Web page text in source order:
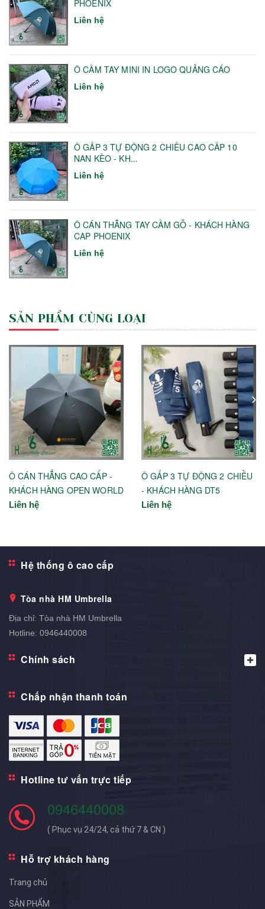
PHOENIX
Liên hệ
Ô CẦM TAY MINI IN LOGO QUẢNG CÁO
Liên hệ
Ô GẤP 3 TỰ ĐỘNG 2 CHIỀU CAO CẤP 10
NAN KÈO - KH...
Liên hệ
Ô CÁN THẲNG TAY CẦM GỖ - KHÁCH HÀNG
CAP PHOENIX
Liên hệ
SẢN PHẨM CÙNG LOẠI
Ô CÁN THẲNG CAO CẤP -
KHÁCH HÀNG OPEN WORLD
Liên hệ
Ô GẤP 3 TỰ ĐỘNG 2 CHIỀU
- KHÁCH HÀNG DT5
Liên hệ
Hệ thống ô cao cấp
Tòa nhà HM Umbrella
Địa chỉ: Tòa nhà HM Umbrella
Hotline: 0946440008
Chính sách
Chấp nhận thanh toán
Hotline tư vấn trực tiếp
0946440008
( Phục vụ 24/24, cả thứ 7 & CN )
Hỗ trợ khách hàng
Trang chủ
SẢN PHẨM